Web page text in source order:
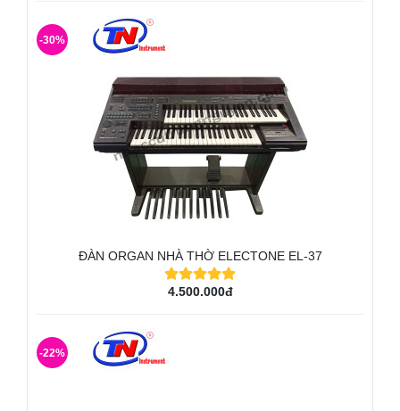
ĐÀN ORGAN NHÀ THỜ ELECTONE EL-37
4.500.000đ
-30%
-22%